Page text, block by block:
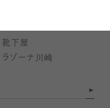
靴下屋
ラゾーナ川崎